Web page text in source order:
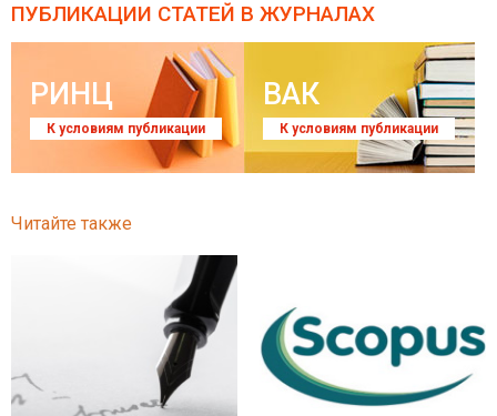
ПУБЛИКАЦИИ СТАТЕЙ В ЖУРНАЛАХ
РИНЦ
К условиям публикации
ВАК
К условиям публикации
Читайте также